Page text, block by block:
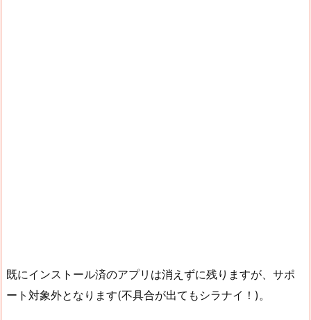
既にインストール済のアプリは消えずに残りますが、サポ
ート対象外となります(不具合が出てもシラナイ！)。